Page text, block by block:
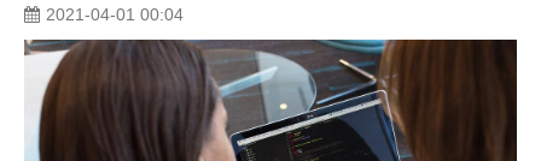
2021-04-01 00:04